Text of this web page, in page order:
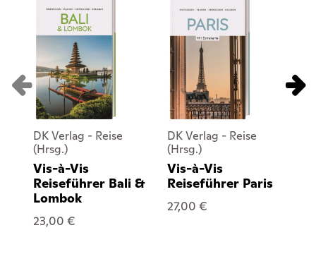
DK Verlag - Reise
(Hrsg.)
Vis-à-Vis
Reiseführer Bali &
Lombok
23,00 €
DK Verlag - Reise
(Hrsg.)
Vis-à-Vis
Reiseführer Paris
27,00 €